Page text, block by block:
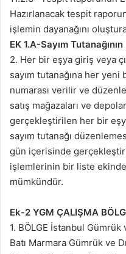
Hazırlanacak tespit
işlemin dayanağını
EK 1.A-Sayım
2. Her bir eşya giriş veya
sayım tutanağına her yeni
numarası verilir ve
satış mağazaları ve
gerçekleştirilen her bir
sayım tutanağı
gün içerisinde
işlemlerinin bir liste
mümkündür.
Ek-2 YGM ÇALIŞMA
1. BÖLGE İstanbul
Batı Marmara Gümrük ve